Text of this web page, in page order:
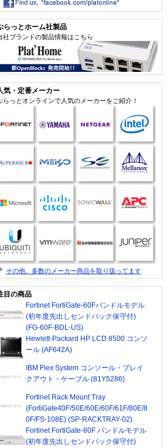
らっとホーム社製品
社ブランドの製品情報はこちら
気・定番メーカー
らっとオンラインで人気のメーカーをご紹介！
その他、多数のメーカー商品を取り扱ってます
目の商品
Fortinet FortiGate-60Fバンドルモデル
(初年度先出しセンドバック保守付)
(FG-60F-BDL-US)
Hewlett-Packard HP LCD 8500 コンソ
ール (AF642A)
IBM Flex System コンソール・ブレイ
クアウト・ケーブル (81Y5286)
Fortinet Rack Mount Tray
(FortiGate40F/50E/60E/60F/61F/80E/8
0F/FS-108E) (SP-RACKTRAY-02)
Fortinet FortiGate-80F バンドルモデル
(初年度先出しセンドバック保守付)